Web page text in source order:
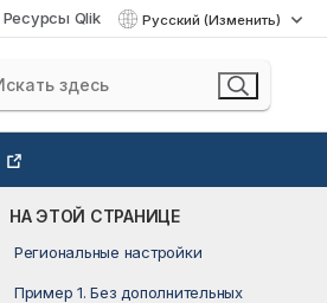
Ресурсы Qlik Русский (Изменить)
НА ЭТОЙ СТРАНИЦЕ
Региональные настройки
Пример 1. Без дополнительных